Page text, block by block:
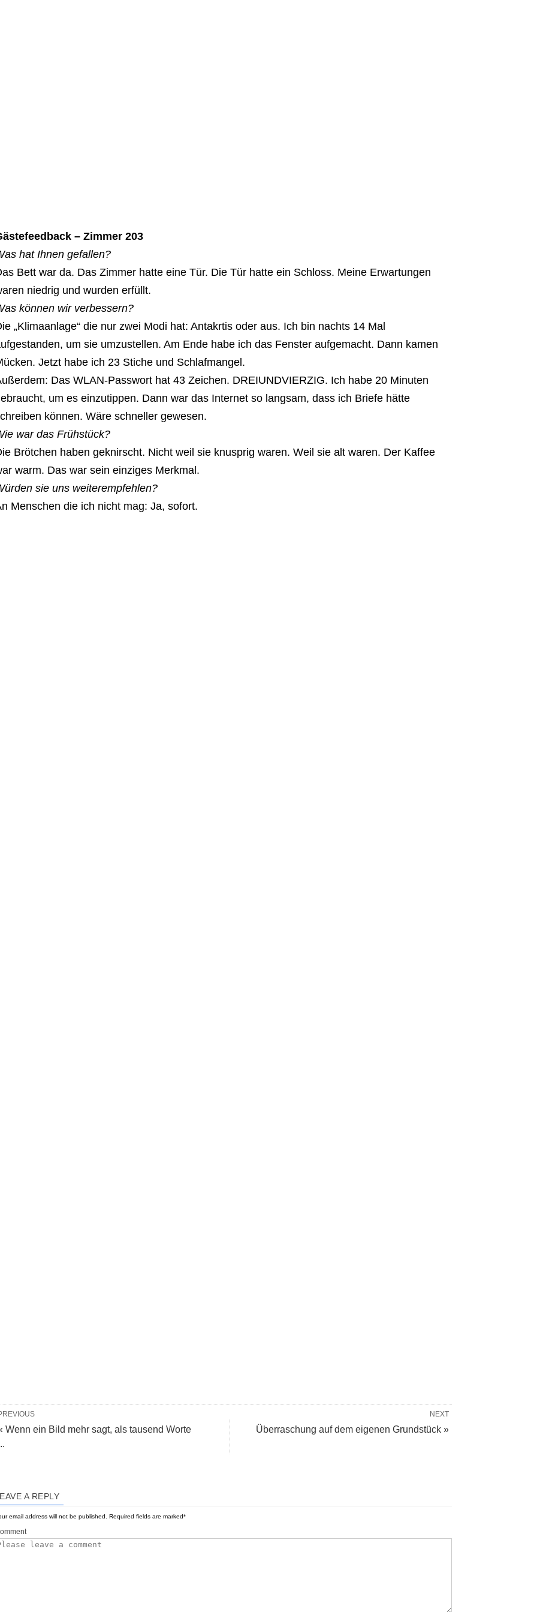
– Zimmer 203
hat Ihnen gefallen?
Bett war da. Das Zimmer hatte eine Tür. Die Tür hatte ein Schloss. Meine Erwartungen
niedrig und wurden erfüllt.
können wir verbessern?
„Klimaanlage“ die nur zwei Modi hat: Antakrtis oder aus. Ich bin nachts 14 Mal
um sie umzustellen. Am Ende habe ich das Fenster aufgemacht. Dann kamen
Jetzt habe ich 23 Stiche und Schlafmangel.
Das WLAN-Passwort hat 43 Zeichen. DREIUNDVIERZIG. Ich habe 20 Minuten
um es einzutippen. Dann war das Internet so langsam, dass ich Briefe hätte
können. Wäre schneller gewesen.
war das Frühstück?
Brötchen haben geknirscht. Nicht weil sie knusprig waren. Weil sie alt waren. Der Kaffee
warm. Das war sein einziges Merkmal.
sie uns weiterempfehlen?
Menschen die ich nicht mag: Ja, sofort.
NEXT
Überraschung auf dem eigenen Grundstück »
Wenn ein Bild mehr sagt, als tausend Worte
A REPLY
email address will not be published. Required fields are marked*